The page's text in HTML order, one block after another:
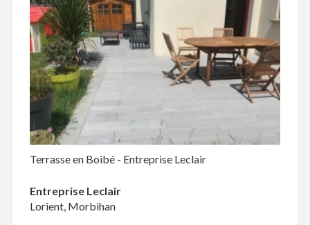
Terrasse en Boibé - Entreprise Leclair
Entreprise Leclair
Lorient, Morbihan